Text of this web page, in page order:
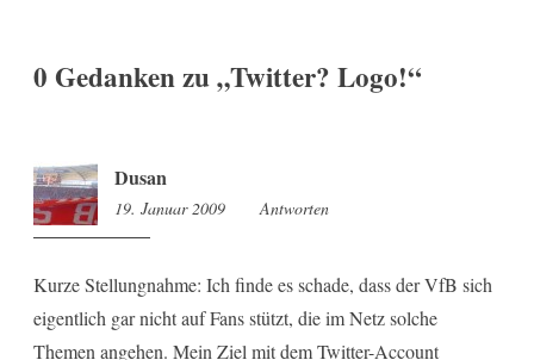
0 Gedanken zu „Twitter? Logo!“
Dusan
19. Januar 2009 15:41
Antworten
Kurze Stellungnahme: Ich finde es schade, dass der VfB sich
eigentlich gar nicht auf Fans stützt, die im Netz solche
Themen angehen. Mein Ziel mit dem Twitter-Account